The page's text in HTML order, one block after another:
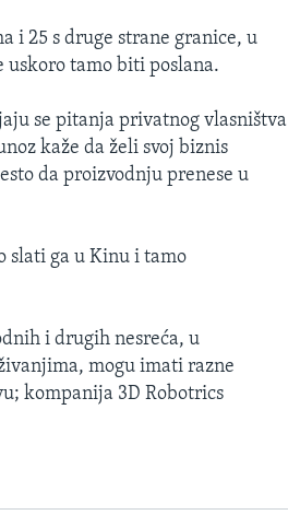
i 25 s druge strane granice, u
uskoro tamo biti poslana.
se pitanja privatnog vlasništva
kaže da želi svoj biznis
da proizvodnju prenese u
slati ga u Kinu i tamo
i drugih nesreća, u
mogu imati razne
kompanija 3D Robotrics